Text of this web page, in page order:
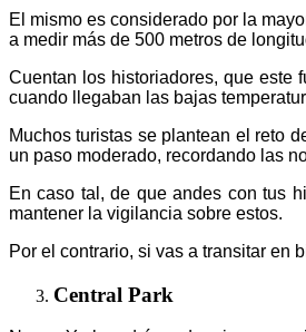
El mismo es considerado por la
a medir más de 500 metros de
Cuentan los historiadores, que este
cuando llegaban las bajas
Muchos turistas se plantean el reto
un paso moderado, recordando las
En caso tal, de que andes con tus
mantener la vigilancia sobre estos.
Por el contrario, si vas a transitar en
Central Park